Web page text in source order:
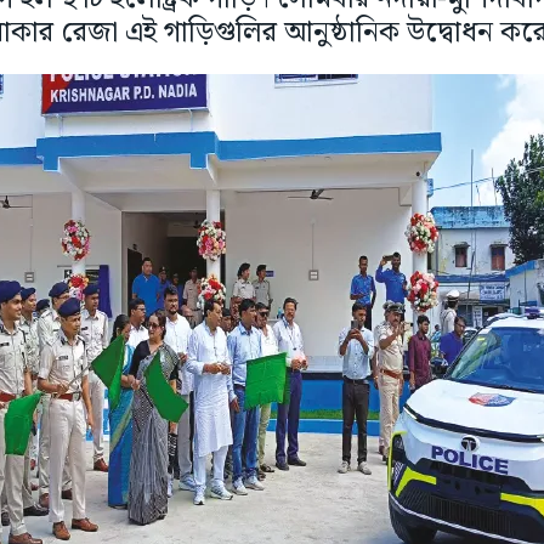
রেজা এই গাড়িগুলির আনুষ্ঠানিক উদ্বোধন